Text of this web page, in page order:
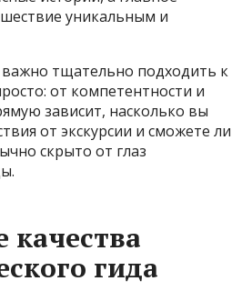
уникальным и
тщательно подходить к
от компетентности и
зависит, насколько вы
от экскурсии и сможете ли
скрыто от глаз
гида